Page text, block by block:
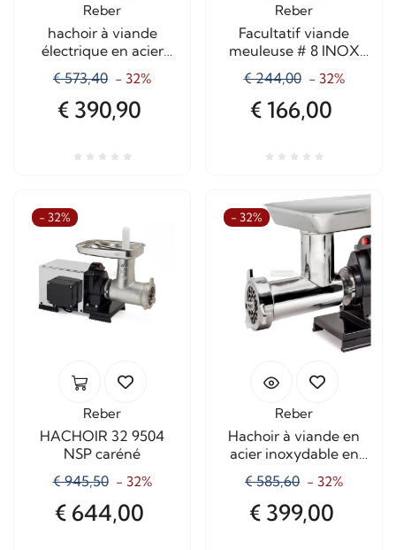
Reber
hachoir à viande
électrique en acier
€ 573,40 - 32%
€ 390,90
Reber
Facultatif viande
meuleuse # 8 INOX
€ 244,00 - 32%
€ 166,00
- 32%
Reber
HACHOIR 32 9504
NSP caréné
€ 945,50 - 32%
€ 644,00
- 32%
Reber
Hachoir à viande en
acier inoxydable en
option n° 32 8830NI
€ 585,60 - 32%
€ 399,00